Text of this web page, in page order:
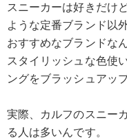
スニーカーは好きだけ
ような定番ブランド以
おすすめなブランドな
スタイリッシュな色使
ングをブラッシュアッ
実際、カルフのスニー
る人は多いんです。